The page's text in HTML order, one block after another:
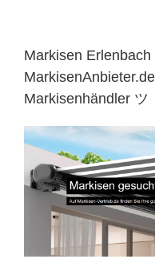
Markisen
Markisenhändler ツ